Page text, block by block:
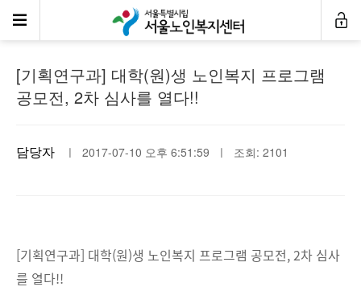
센터소식
[기획연구과] 대학(원)생 노인복지 프로그램
공모전, 2차 심사를 열다!!
담당자 ㅣ 2017-07-10 오후 6:51:59 ㅣ 조회: 2101
[기획연구과] 대학(원)생 노인복지 프로그램 공모전, 2차 심사
를 열다!!